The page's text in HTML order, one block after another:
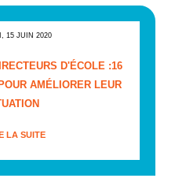
15 JUIN 2020
D'ÉCOLE :16
AMÉLIORER LEUR
LA SUITE